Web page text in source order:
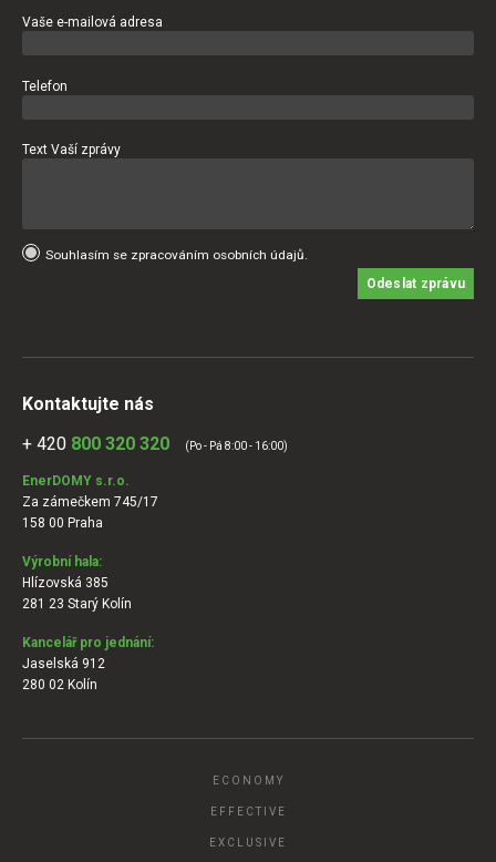
Vaše e-mailová adresa
Telefon
Text Vaší zprávy
Souhlasím se zpracováním osobních údajů.
Odeslat zprávu
Kontaktujte nás
+ 420 800 320 320 (Po - Pá 8:00 - 16:00)
EnerDOMY s.r.o.
Za zámečkem 745/17
158 00 Praha
Výrobní hala:
Hlízovská 385
281 23 Starý Kolín
Kancelář pro jednání:
Jaselská 912
280 02 Kolín
ECONOMY
EFFECTIVE
EXCLUSIVE